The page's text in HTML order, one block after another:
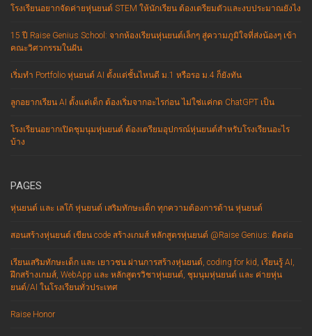
โรงเรียนอยากจัดค่ายหุ่นยนต์ STEM ให้นักเรียน ต้องเตรียมตัวและงบประมาณยังไง
15 ปี Raise Genius School: จากห้องเรียนหุ่นยนต์เล็กๆ สู่ความภูมิใจที่ส่งน้องๆ เข้า
คณะวิศวกรรมในฝัน
เริ่มทำ Portfolio หุ่นยนต์ AI ตั้งแต่ชั้นไหนดี ม.1 หรือรอ ม.4 ก็ยังทัน
ลูกอยากเรียน AI ตั้งแต่เด็ก ต้องเริ่มจากอะไรก่อน ไม่ใช่แค่กด ChatGPT เป็น
โรงเรียนอยากเปิดชุมนุมหุ่นยนต์ ต้องเตรียมอุปกรณ์หุ่นยนต์สำหรับโรงเรียนอะไร
บ้าง
PAGES
หุ่นยนต์ และ เลโก้ หุ่นยนต์ เสริมทักษะเด็ก ทุกความต้องการด้าน หุ่นยนต์
สอนสร้างหุ่นยนต์ เขียน code สร้างเกมส์ หลักสูตรหุ่นยนต์ @Raise Genius: ติดต่อ
เรียนเสริมทักษะเด็ก และ เยาวชน ผ่านการสร้างหุ่นยนต์, coding for kid, เรียนรู้ AI,
ฝึกสร้างเกมส์, WebApp และ หลักสูตรวิชาหุ่นยนต์, ชุมนุมหุ่นยนต์ และ ค่ายหุ่น
ยนต์/AI ในโรงเรียนทั่วประเทศ
Raise Honor